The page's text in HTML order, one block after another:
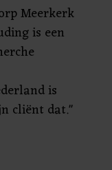
Meerkerk
is een
is
cliënt dat."